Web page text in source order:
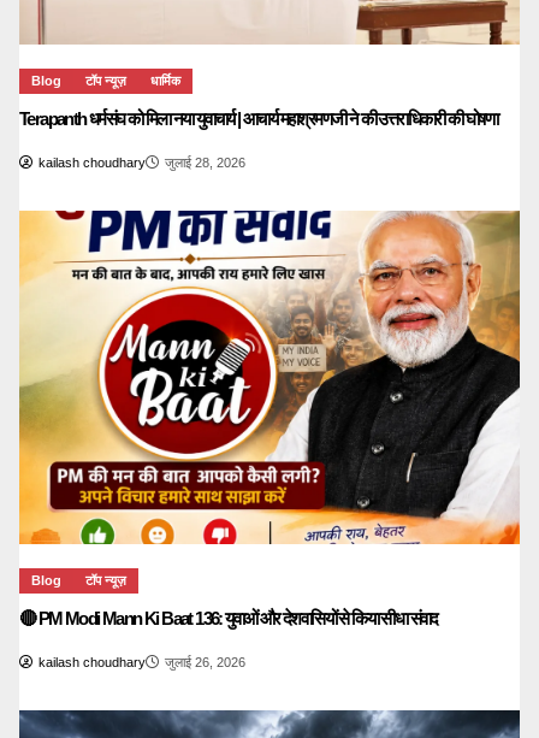
Blog टॉप न्यूज़ धार्मिक
Terapanth धर्मसंघ को मिला नया युवाचार्य | आचार्य महाश्रमणजी ने की उत्तराधिकारी की घोषणा
kailash choudhary जुलाई 28, 2026
Blog टॉप न्यूज़
🔴 PM Modi Mann Ki Baat 136: युवाओं और देशवासियों से किया सीधा संवाद
kailash choudhary जुलाई 26, 2026